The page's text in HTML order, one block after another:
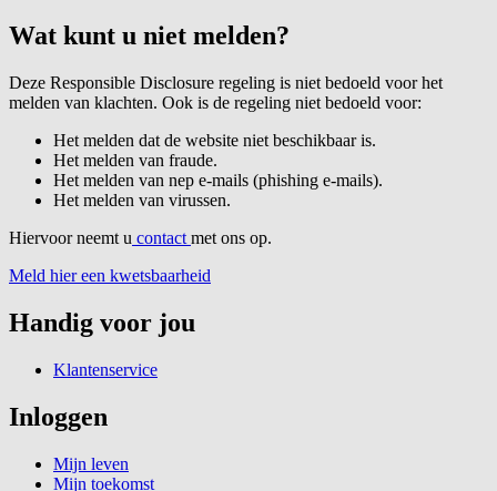
Wat kunt u niet melden?
Deze Responsible Disclosure regeling is niet bedoeld voor het
melden van klachten. Ook is de regeling niet bedoeld voor:
Het melden dat de website niet beschikbaar is.
Het melden van fraude.
Het melden van nep e-mails (phishing e-mails).
Het melden van virussen.
Hiervoor neemt u contact met ons op.
Meld hier een kwetsbaarheid
Handig voor jou
Klantenservice
Inloggen
Mijn leven
Mijn toekomst